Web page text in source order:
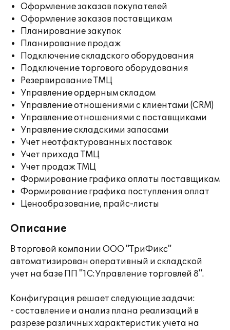
Оформление заказов покупателей
Оформление заказов поставщикам
Планирование закупок
Планирование продаж
Подключение складского оборудования
Подключение торгового оборудования
Резервирование ТМЦ
Управление ордерным складом
Управление отношениями с клиентами (CRM)
Управление отношениями с поставщиками
Управление складскими запасами
Учет неотфактурованных поставок
Учет прихода ТМЦ
Учет продаж ТМЦ
Формирование графика оплаты поставщикам
Формирование графика поступления оплат
Ценообразование, прайс-листы
Описание
В торговой компании ООО "ТриФикс"
автоматизирован оперативный и складской
учет на базе ПП "1С:Управление торговлей 8".
Конфигурация решает следующие задачи:
- составление и анализ плана реализаций в
разрезе различных характеристик учета на